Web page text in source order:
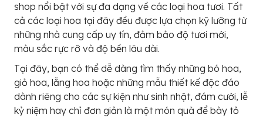
shop nổi bật với sự đa dạng về các loại hoa tươi. Tất
cả các loại hoa tại đây đều được lựa chọn kỹ lưỡng từ
những nhà cung cấp uy tín, đảm bảo độ tươi mới,
màu sắc rực rỡ và độ bền lâu dài.
Tại đây, bạn có thể dễ dàng tìm thấy những bó hoa,
giỏ hoa, lẵng hoa hoặc những mẫu thiết kế độc đáo
dành riêng cho các sự kiện như sinh nhật, đám cưới, lễ
kỷ niệm hay chỉ đơn giản là một món quà để bày tỏ